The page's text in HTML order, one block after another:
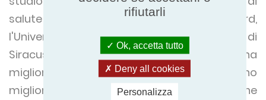
salute pubblica di TH Chan di Harvard,
l'Università di Stato di New York e l'Università di
Siracusa l'anno scorso ha concluso che una
migliore qualità ambientale dell'interno
migliorava notevolmente la funzione
rifiutarli
Ok, accetta tutto
Deny all cookies
Personalizza